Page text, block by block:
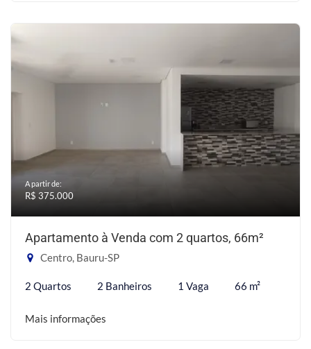
A partir de:
R$ 375.000
Apartamento à Venda com 2 quartos, 66m²
Centro, Bauru-SP
2 Quartos 2 Banheiros 1 Vaga 66 m²
Mais informações